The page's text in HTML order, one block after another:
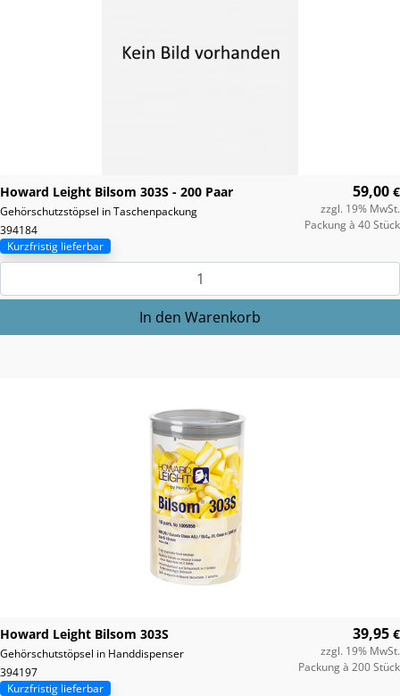
Howard Leight Bilsom 303S - 200 Paar
Gehörschutzstöpsel in Taschenpackung
394184
59,00 €
zzgl. 19% MwSt.
Packung à 40 Stück
Kurzfristig lieferbar
Howard Leight Bilsom 303S
Gehörschutstöpsel in Handdispenser
394197
39,95 €
zzgl. 19% MwSt.
Packung à 200 Stück
Kurzfristig lieferbar